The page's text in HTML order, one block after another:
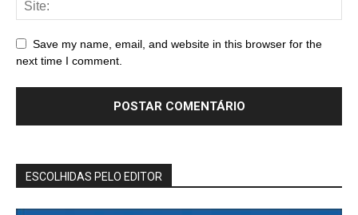
Save my name, email, and website in this browser for the
next time I comment.
ESCOLHIDAS PELO EDITOR